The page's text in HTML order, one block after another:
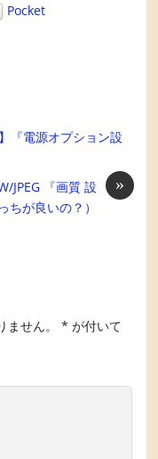
Pocket
『電源オプション設
»
JPEG 『画質 設
ちが良いの？）
せん。 * が付いて